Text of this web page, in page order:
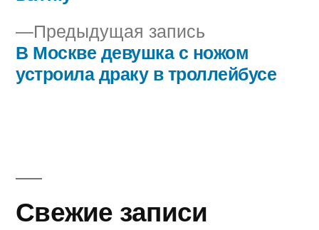
записям
Предыдущая запись
запись:
В Москве девушка с ножом
устроила драку в троллейбусе
Свежие записи